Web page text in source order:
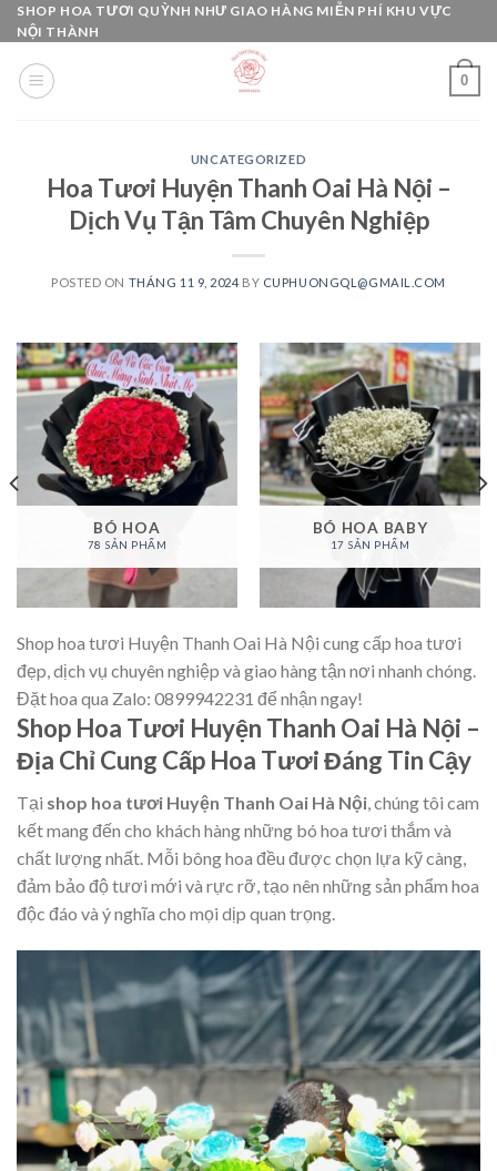
Skip
to
content
SHOP HOA TƯƠI QUỲNH NHƯ GIAO HÀNG MIỄN PHÍ KHU VỰC
NỘI THÀNH
0
UNCATEGORIZED
Hoa Tươi Huyện Thanh Oai Hà Nội –
Dịch Vụ Tận Tâm Chuyên Nghiệp
POSTED ON THÁNG 11 9, 2024 BY CUPHUONGQL@GMAIL.COM
BÓ HOA
78 SẢN PHẨM
BÓ HOA BABY
17 SẢN PHẨM
Shop hoa tươi Huyện Thanh Oai Hà Nội cung cấp hoa tươi
đẹp, dịch vụ chuyên nghiệp và giao hàng tận nơi nhanh chóng.
Đặt hoa qua Zalo: 0899942231 để nhận ngay!
Shop Hoa Tươi Huyện Thanh Oai Hà Nội –
Địa Chỉ Cung Cấp Hoa Tươi Đáng Tin Cậy
Tại shop hoa tươi Huyện Thanh Oai Hà Nội, chúng tôi cam
kết mang đến cho khách hàng những bó hoa tươi thắm và
chất lượng nhất. Mỗi bông hoa đều được chọn lựa kỹ càng,
đảm bảo độ tươi mới và rực rỡ, tạo nên những sản phẩm hoa
độc đáo và ý nghĩa cho mọi dịp quan trọng.